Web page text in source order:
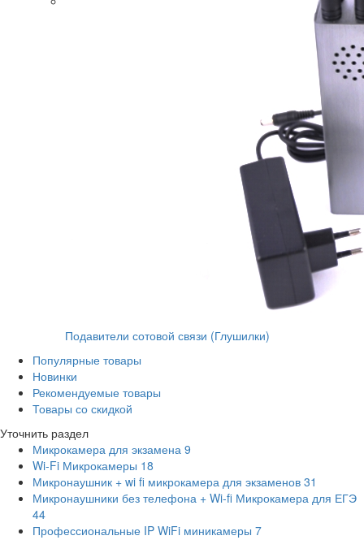
Подавители сотовой связи (Глушилки)
Популярные товары
Новинки
Рекомендуемые товары
Товары со скидкой
Уточнить раздел
Микрокамера для экзамена 9
Wi-Fi Микрокамеры 18
Микронаушник + wi fi микрокамера для экзаменов 31
Микронаушники без телефона + Wi-fi Микрокамера для ЕГЭ
44
Профессиональные IP WiFi миникамеры 7